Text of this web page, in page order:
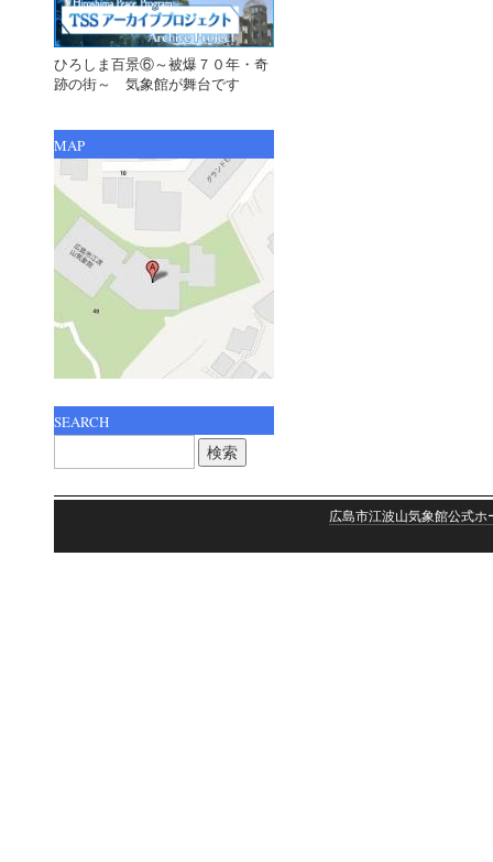
ひろしま百景⑥～被爆７０年・奇
跡の街～ 気象館が舞台です
MAP
SEARCH
索:
広島市江波山気象館公式ホ